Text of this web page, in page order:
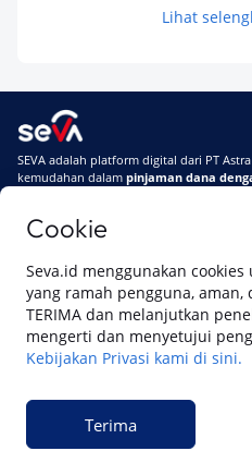
Cookie
Seva.id menggunakan
yang ramah pengguna,
TERIMA dan melanjutkan
mengerti dan menyetujui
Kebijakan Privasi kami di sini.
Terima
Keuangan
Terpercaya
Telat Bayar Pinjol
Masuk BI
Lihat
SEVA adalah platform digital dari PT
kemudahan dalam pinjaman dana
Di SEVA, BPKB mobilmu #BisaJadiDuit
Tentang SEVASyarat & Ketentuan
Pemberitahuan Privasi
© 2023 Copyright SEVA